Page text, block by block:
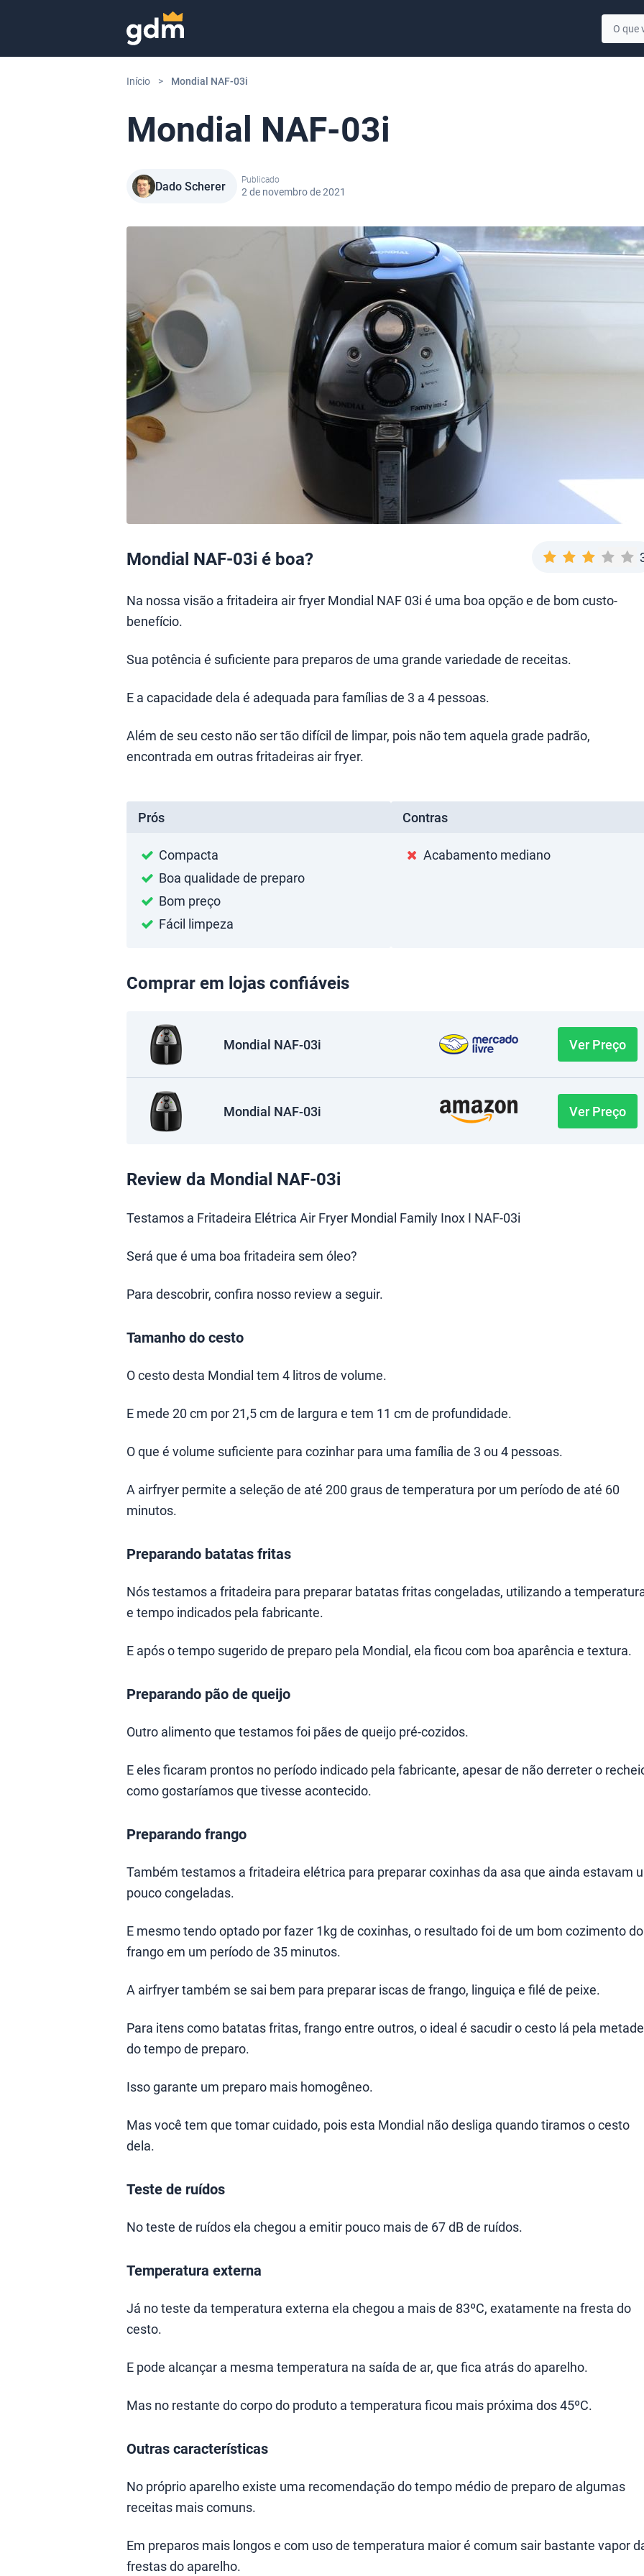
Início > Mondial NAF-03i
Mondial NAF-03i
Dado Scherer Publicado
2 de novembro de 2021
Mondial NAF-03i é boa?
Na nossa visão a fritadeira air fryer Mondial NAF 03i é uma boa opção e de bom custo-
benefício.
Sua potência é suficiente para preparos de uma grande variedade de receitas.
E a capacidade dela é adequada para famílias de 3 a 4 pessoas.
Além de seu cesto não ser tão difícil de limpar, pois não tem aquela grade padrão,
encontrada em outras fritadeiras air fryer.
Prós
Compacta
Boa qualidade de preparo
Bom preço
Fácil limpeza
Contras
Acabamento mediano
Comprar em lojas confiáveis
Mondial NAF-03i Ver Preço
Mondial NAF-03i Ver Preço
Review da Mondial NAF-03i
Testamos a Fritadeira Elétrica Air Fryer Mondial Family Inox I NAF-03i
Será que é uma boa fritadeira sem óleo?
Para descobrir, confira nosso review a seguir.
Tamanho do cesto
O cesto desta Mondial tem 4 litros de volume.
E mede 20 cm por 21,5 cm de largura e tem 11 cm de profundidade.
O que é volume suficiente para cozinhar para uma família de 3 ou 4 pessoas.
A airfryer permite a seleção de até 200 graus de temperatura por um período de até 60
minutos.
Preparando batatas fritas
Nós testamos a fritadeira para preparar batatas fritas congeladas, utilizando a
e tempo indicados pela fabricante.
E após o tempo sugerido de preparo pela Mondial, ela ficou com boa aparência e textura.
Preparando pão de queijo
Outro alimento que testamos foi pães de queijo pré-cozidos.
E eles ficaram prontos no período indicado pela fabricante, apesar de não derreter o
como gostaríamos que tivesse acontecido.
Preparando frango
Também testamos a fritadeira elétrica para preparar coxinhas da asa que ainda estavam
pouco congeladas.
E mesmo tendo optado por fazer 1kg de coxinhas, o resultado foi de um bom cozimento do
frango em um período de 35 minutos.
A airfryer também se sai bem para preparar iscas de frango, linguiça e filé de peixe.
Para itens como batatas fritas, frango entre outros, o ideal é sacudir o cesto lá pela metade
do tempo de preparo.
Isso garante um preparo mais homogêneo.
Mas você tem que tomar cuidado, pois esta Mondial não desliga quando tiramos o cesto
dela.
Teste de ruídos
No teste de ruídos ela chegou a emitir pouco mais de 67 dB de ruídos.
Temperatura externa
Já no teste da temperatura externa ela chegou a mais de 83ºC, exatamente na fresta do
cesto.
E pode alcançar a mesma temperatura na saída de ar, que fica atrás do aparelho.
Mas no restante do corpo do produto a temperatura ficou mais próxima dos 45ºC.
Outras características
No próprio aparelho existe uma recomendação do tempo médio de preparo de algumas
receitas mais comuns.
Em preparos mais longos e com uso de temperatura maior é comum sair bastante vapor
frestas do aparelho.